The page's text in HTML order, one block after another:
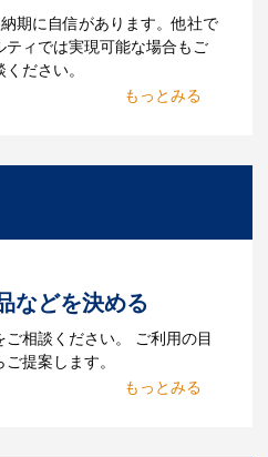
期に自信があります。他社で
ィでは実現可能な場合もご
ださい。
のaiファイ
掲載され
のノベル
などを決める
相談ください。 ご利用の目
提案します。